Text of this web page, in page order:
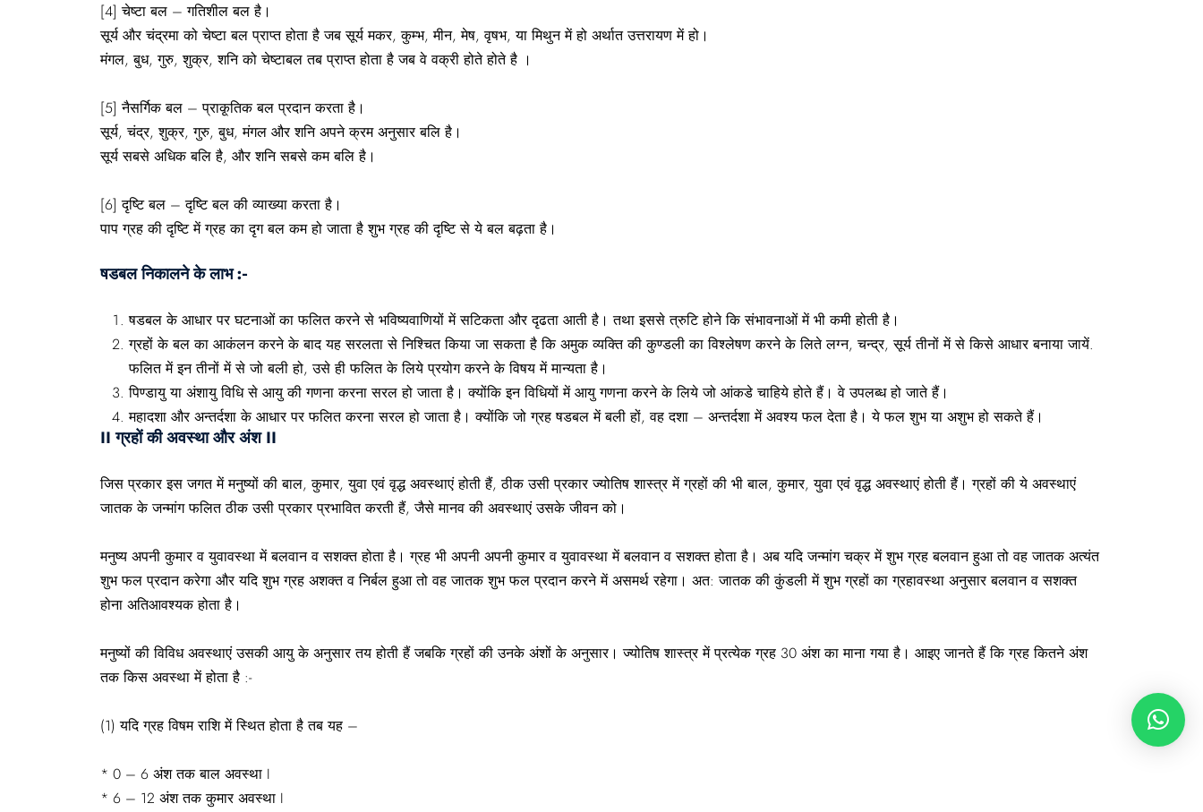
[4] चेष्टा बल – गतिशील बल है।
सूर्य और चंद्रमा को चेष्टा बल प्राप्त होता है जब सूर्य मकर, कुम्भ, मीन, मेष, वृषभ, या मिथुन में हो अर्थात उत्तरायण में हो।
मंगल, बुध, गुरु, शुक्र, शनि को चेष्टाबल तब प्राप्त होता है जब वे वक्री होते होते है ।
[5] नैसर्गिक बल – प्राकृ्तिक बल प्रदान करता है।
सूर्य, चंद्र, शुक्र, गुरु, बुध, मंगल और शनि अपने क्रम अनुसार बलि है।
सूर्य सबसे अधिक बलि है, और शनि सबसे कम बलि है।
[6] दृष्टि बल – दृष्टि बल की व्याख्या करता है।
पाप ग्रह की दृष्टि में ग्रह का दृग बल कम हो जाता है शुभ ग्रह की दृष्टि से ये बल बढ़ता है।
षडबल निकालने के लाभ :-
षडबल के आधार पर घटनाओं का फलित करने से भविष्यवाणियों में सटिकता और दृढता आती है। तथा इससे त्रुटि होने कि संभावनाओं में भी कमी होती है।
ग्रहों के बल का आकंलन करने के बाद यह सरलता से निश्चित किया जा सकता है कि अमुक व्यक्ति की कुण्डली का विश्लेषण करने के लिते लग्न, चन्द्र, सूर्य तीनों में से किसे आधार बनाया जायें.
फलित में इन तीनों में से जो बली हो, उसे ही फलित के लिये प्रयोग करने के विषय में मान्यता है।
पिण्डायु या अंशायु विधि से आयु की गणना करना सरल हो जाता है। क्योंकि इन विधियों में आयु गणना करने के लिये जो आंकडे चाहिये होते हैं। वे उपलब्ध हो जाते हैं।
महादशा और अन्तर्दशा के आधार पर फलित करना सरल हो जाता है। क्योंकि जो ग्रह षडबल में बली हों, वह दशा – अन्तर्दशा में अवश्य फल देता है। ये फल शुभ या अशुभ हो सकते हैं।
II ग्रहों की अवस्था और अंश II
जिस प्रकार इस जगत में मनुष्यों की बाल, कुमार, युवा एवं वृद्ध अवस्थाएं होती हैं, ठीक उसी प्रकार ज्योतिष शास्त्र में ग्रहों की भी बाल, कुमार, युवा एवं वृद्ध अवस्थाएं होती हैं। ग्रहों की ये अवस्थाएं
जातक के जन्मांग फलित ठीक उसी प्रकार प्रभावित करती हैं, जैसे मानव की अवस्थाएं उसके जीवन को।
मनुष्य अपनी कुमार व युवावस्था में बलवान व सशक्त होता है। ग्रह भी अपनी अपनी कुमार व युवावस्था में बलवान व सशक्त होता है। अब यदि जन्मांग चक्र में शुभ ग्रह बलवान हुआ तो वह जातक अत्यंत
शुभ फल प्रदान करेगा और यदि शुभ ग्रह अशक्त व निर्बल हुआ तो वह जातक शुभ फल प्रदान करने में असमर्थ रहेगा। अत: जातक की कुंडली में शुभ ग्रहों का ग्रहावस्था अनुसार बलवान व सशक्त
होना अतिआवश्यक होता है।
मनुष्यों की विविध अवस्थाएं उसकी आयु के अनुसार तय होती हैं जबकि ग्रहों की उनके अंशों के अनुसार। ज्योतिष शास्त्र में प्रत्येक ग्रह 30 अंश का माना गया है। आइए जानते हैं कि ग्रह कितने अंश
तक किस अवस्था में होता है :-
(1) यदि ग्रह विषम राशि में स्थित होता है तब यह –
* 0 – 6 अंश तक बाल अवस्था I
* 6 – 12 अंश तक कुमार अवस्था I